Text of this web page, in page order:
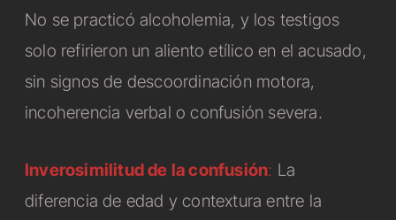
No se practicó alcoholemia, y los testigos
solo refirieron un aliento etílico en el acusado,
sin signos de descoordinación motora,
incoherencia verbal o confusión severa.
Inverosimilitud de la confusión: La
diferencia de edad y contextura entre la